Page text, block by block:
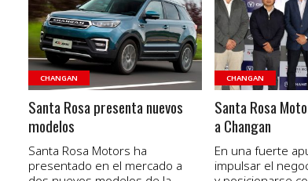
VER NOTA
CHANGAN
Santa Rosa presenta nuevos
modelos
Santa Rosa Motors ha
presentado en el mercado a
VER
CHANGAN
Santa Rosa
a Changan
En una fuerte
impulsar el